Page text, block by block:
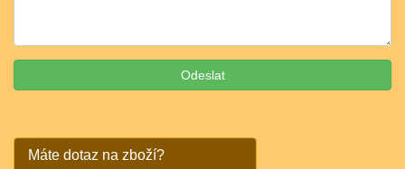
Máte dotaz na zboží?